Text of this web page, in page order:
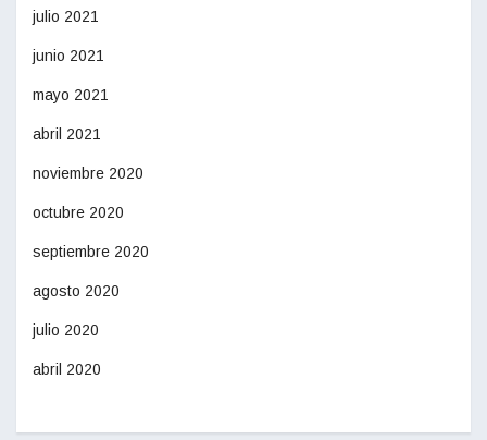
julio 2021
junio 2021
mayo 2021
abril 2021
noviembre 2020
octubre 2020
septiembre 2020
agosto 2020
julio 2020
abril 2020